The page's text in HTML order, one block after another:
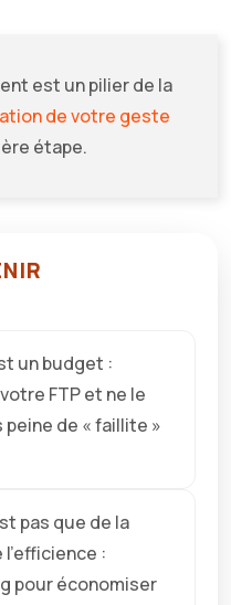
est un pilier de la
de votre geste
étape.
un budget :
FTP et ne le
de « faillite »
pas que de la
:
pour économiser